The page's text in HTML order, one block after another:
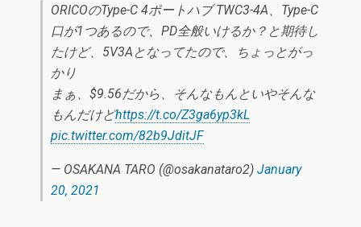
ORICOのType-C 4ポートハブ TWC3-4A、Type-C
口が1つあるので、PD全般いけるか？と期待し
たけど、5V3Aとなってたので、ちょっとがっ
かり
まぁ、$9.56だから、そんなもんといやそんな
もんだけどhttps://t.co/Z3ga6yp3kL
pic.twitter.com/82b9JditJF
— OSAKANA TARO (@osakanataro2) January
20, 2021